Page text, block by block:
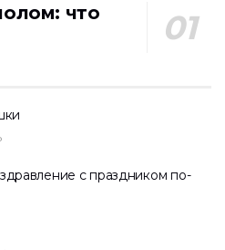
что
с праздником по-